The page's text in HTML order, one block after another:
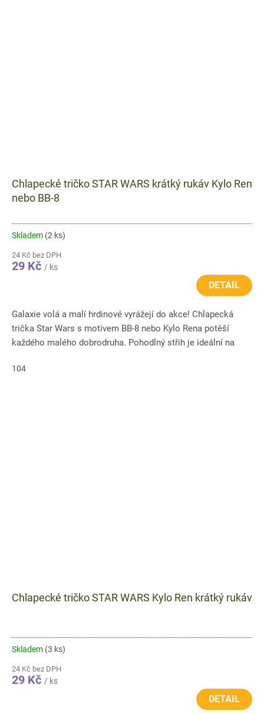
Chlapecké tričko STAR WARS krátký rukáv Kylo Ren
nebo BB-8
Skladem (2 ks)
24 Kč bez DPH
29 Kč / ks
DETAIL
Galaxie volá a malí hrdinové vyrážejí do akce! Chlapecká
trička Star Wars s motivem BB-8 nebo Kylo Rena potěší
každého malého dobrodruha. Pohodlný střih je ideální na
104
Chlapecké tričko STAR WARS Kylo Ren krátký rukáv
Skladem (3 ks)
24 Kč bez DPH
29 Kč / ks
DETAIL